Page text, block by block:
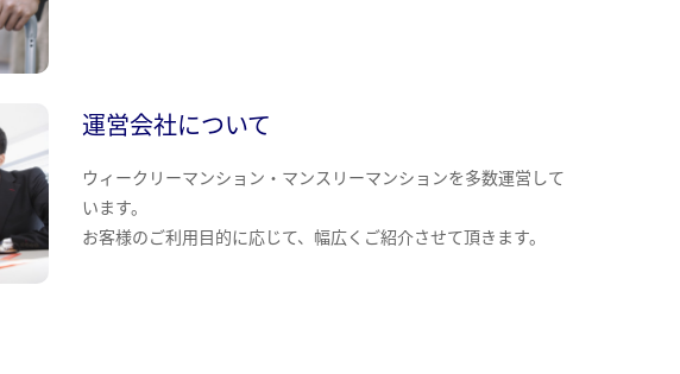
運営会社について
ウィークリーマンション・マンスリーマンションを多数運営して
います。
お客様のご利用目的に応じて、幅広くご紹介させて頂きます。